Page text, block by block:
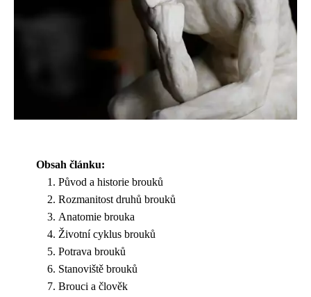
Obsah článku:
Původ a historie brouků
Rozmanitost druhů brouků
Anatomie brouka
Životní cyklus brouků
Potrava brouků
Stanoviště brouků
Brouci a člověk